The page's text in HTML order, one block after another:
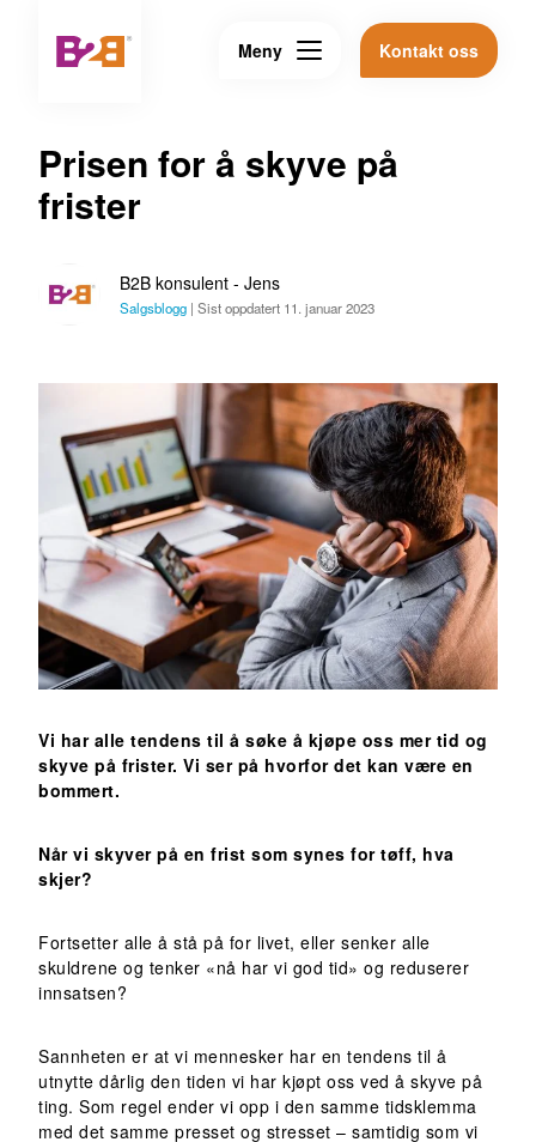
Meny Kontakt oss
Prisen for å skyve på
frister
B2B konsulent - Jens
Salgsblogg | Sist oppdatert 11. januar 2023
Vi har alle tendens til å søke å kjøpe oss mer tid og
skyve på frister. Vi ser på hvorfor det kan være en
bommert.
Når vi skyver på en frist som synes for tøff, hva
skjer?
Fortsetter alle å stå på for livet, eller senker alle
skuldrene og tenker «nå har vi god tid» og reduserer
innsatsen?
Sannheten er at vi mennesker har en tendens til å
utnytte dårlig den tiden vi har kjøpt oss ved å skyve på
ting. Som regel ender vi opp i den samme tidsklemma
med det samme presset og stresset – samtidig som vi